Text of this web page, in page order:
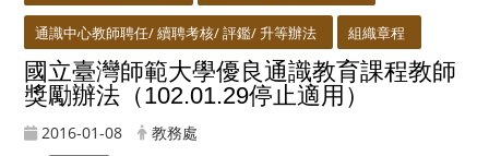
通識中心教師聘任/ 續聘考核/ 評鑑/ 升等辦法 組織章程
國立臺灣師範大學優良通識教育課程教師
獎勵辦法（102.01.29停止適用）
2016-01-08 教務處